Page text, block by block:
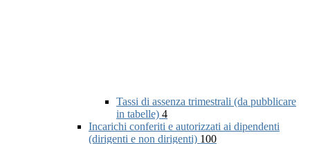
Tassi di assenza trimestrali (da pubblicare
in tabelle) 4
Incarichi conferiti e autorizzati ai dipendenti
(dirigenti e non dirigenti) 100